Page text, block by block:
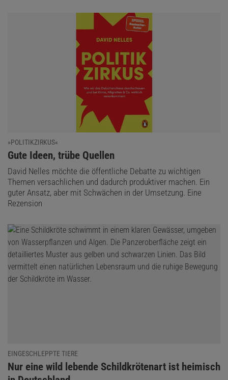
»POLITIKZIRKUS«
:
Gute Ideen, trübe Quellen
David Nelles möchte die öffentliche Debatte zu wichtigen
Themen versachlichen und dadurch produktiver machen. Ein
guter Ansatz, aber mit Schwächen in der Umsetzung. Eine
Rezension
EINGESCHLEPPTE TIERE
:
Nur eine wild lebende Schildkrötenart ist heimisch